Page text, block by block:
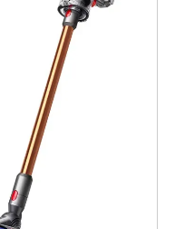
upp till
enkel USB‑C-
V) och
1 meter som är
skyddar
och